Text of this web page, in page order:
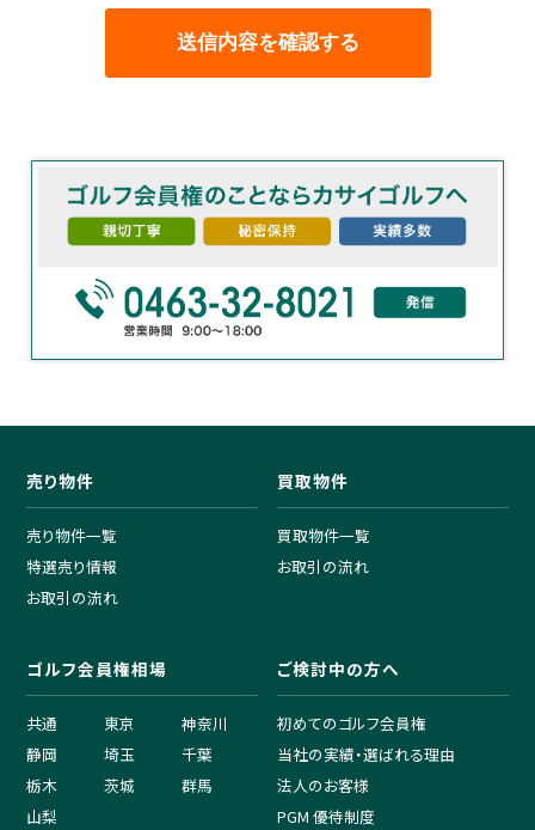
売り物件
売り物件一覧
特選売り情報
お取引の流れ
買取物件
買取物件一覧
お取引の流れ
ゴルフ会員権相場
共通 東京
神奈川
静岡
埼玉
千葉
栃木
茨城
群馬
山梨
ご検討中の方へ
初めてのゴルフ会員権
当社の実績・選ばれる理由
法人のお客様
PGM 優待制度